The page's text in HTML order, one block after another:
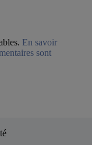
En savoir
sont